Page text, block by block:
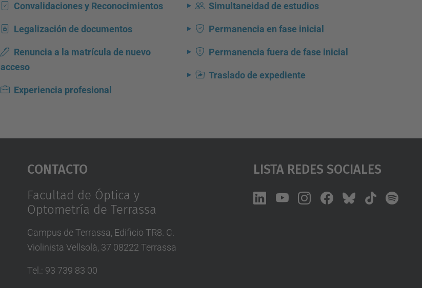
Convalidaciones y Reconocimientos
Legalización de documentos
Renuncia a la matrícula de nuevo
acceso
Experiencia profesional
Simultaneidad de estudios
Permanencia en fase inicial
Permanencia fuera de fase inicial
Traslado de expediente
Contacto
Facultad de Óptica y
Optometría de Terrassa
Campus de Terrassa, Edificio TR8. C.
Violinista Vellsolà, 37 08222 Terrassa
Tel. : 93 739 83 00
Lista Redes Sociales